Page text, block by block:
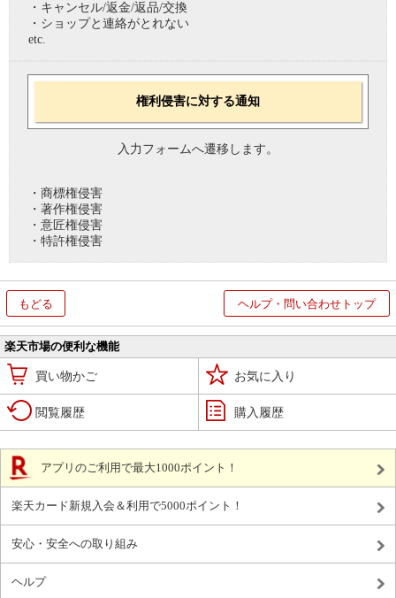
・キャンセル/返金/返品/交換
・ショップと連絡がとれない
etc.
権利侵害に対する通知
入力フォームへ遷移します。
・商標権侵害
・著作権侵害
・意匠権侵害
・特許権侵害
もどる ヘルプ・問い合わせトップ
楽天市場の便利な機能
買い物かご お気に入り
閲覧履歴 購入履歴
アプリのご利用で最大1000ポイント！
楽天カード新規入会＆利用で5000ポイント！
安心・安全への取り組み
ヘルプ